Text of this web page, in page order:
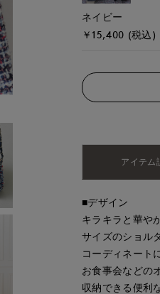
ネイビー
￥15,400 (税込)
アイテム
■デザイン
キラキラと華や
サイズのショル
コーディネート
お食事会などの
収納できる便利